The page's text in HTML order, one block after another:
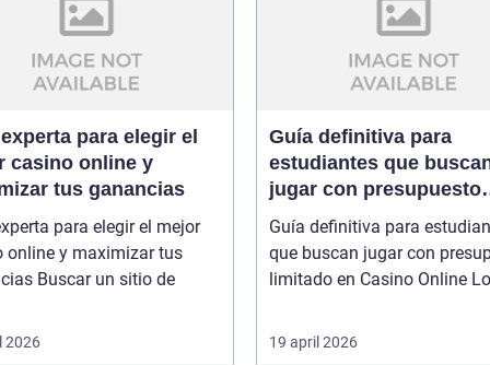
para elegir el
casino online y
tus ganancias
para elegir el mejor
online y maximizar tus
un sitio de
2026
Guía definitiva para
estudiantes que
jugar con presupuesto
limitado en Casino
Guía definitiva para
que buscan jugar con
limitado
19 april 2026